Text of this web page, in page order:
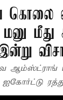
கொலை
மீது
ஆம்ஸ்ட்ராங்
ரத்து